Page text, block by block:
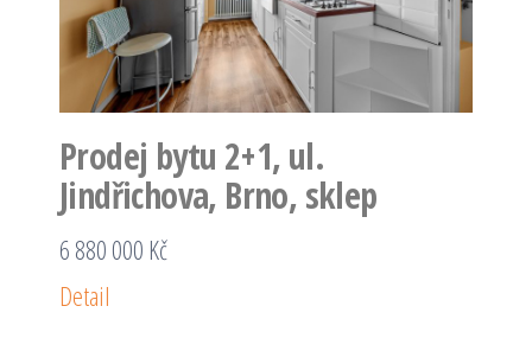
Prodej bytu 2+1, ul.
Jindřichova, Brno, sklep
6 880 000 Kč
Detail